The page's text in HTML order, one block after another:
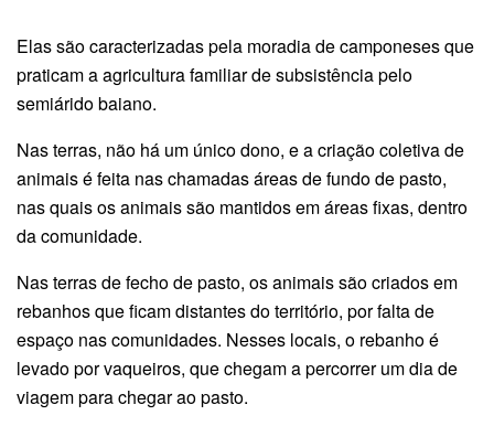
Elas são caracterizadas pela moradia de camponeses que
praticam a agricultura familiar de subsistência pelo
semiárido baiano.
Nas terras, não há um único dono, e a criação coletiva de
animais é feita nas chamadas áreas de fundo de pasto,
nas quais os animais são mantidos em áreas fixas, dentro
da comunidade.
Nas terras de fecho de pasto, os animais são criados em
rebanhos que ficam distantes do território, por falta de
espaço nas comunidades. Nesses locais, o rebanho é
levado por vaqueiros, que chegam a percorrer um dia de
viagem para chegar ao pasto.